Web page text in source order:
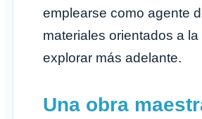
emplearse como agente
materiales orientados a
explorar más adelante.
Una obra